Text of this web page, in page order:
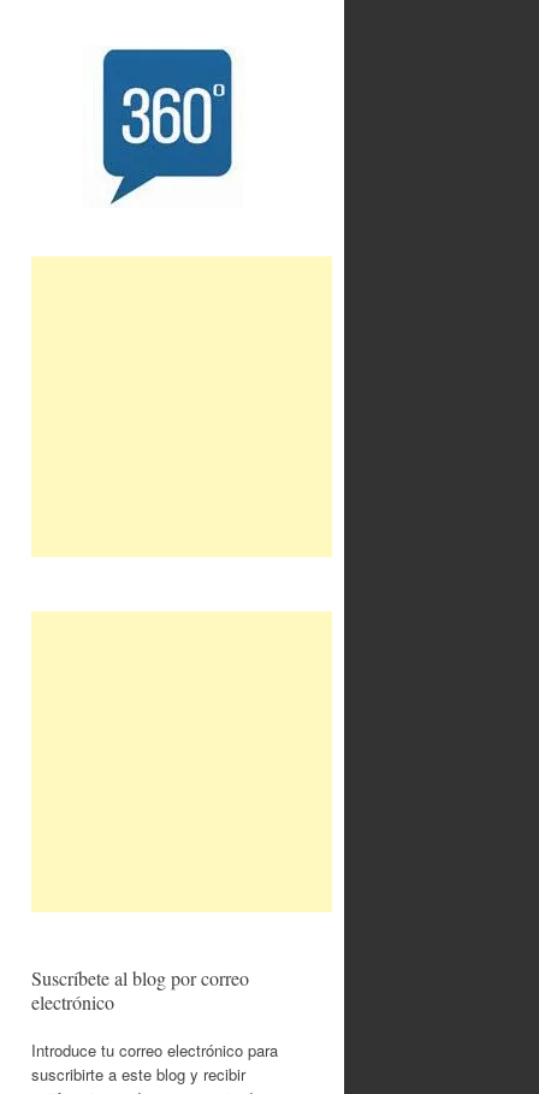
Suscríbete al blog por correo
electrónico
Introduce tu correo electrónico para
suscribirte a este blog y recibir